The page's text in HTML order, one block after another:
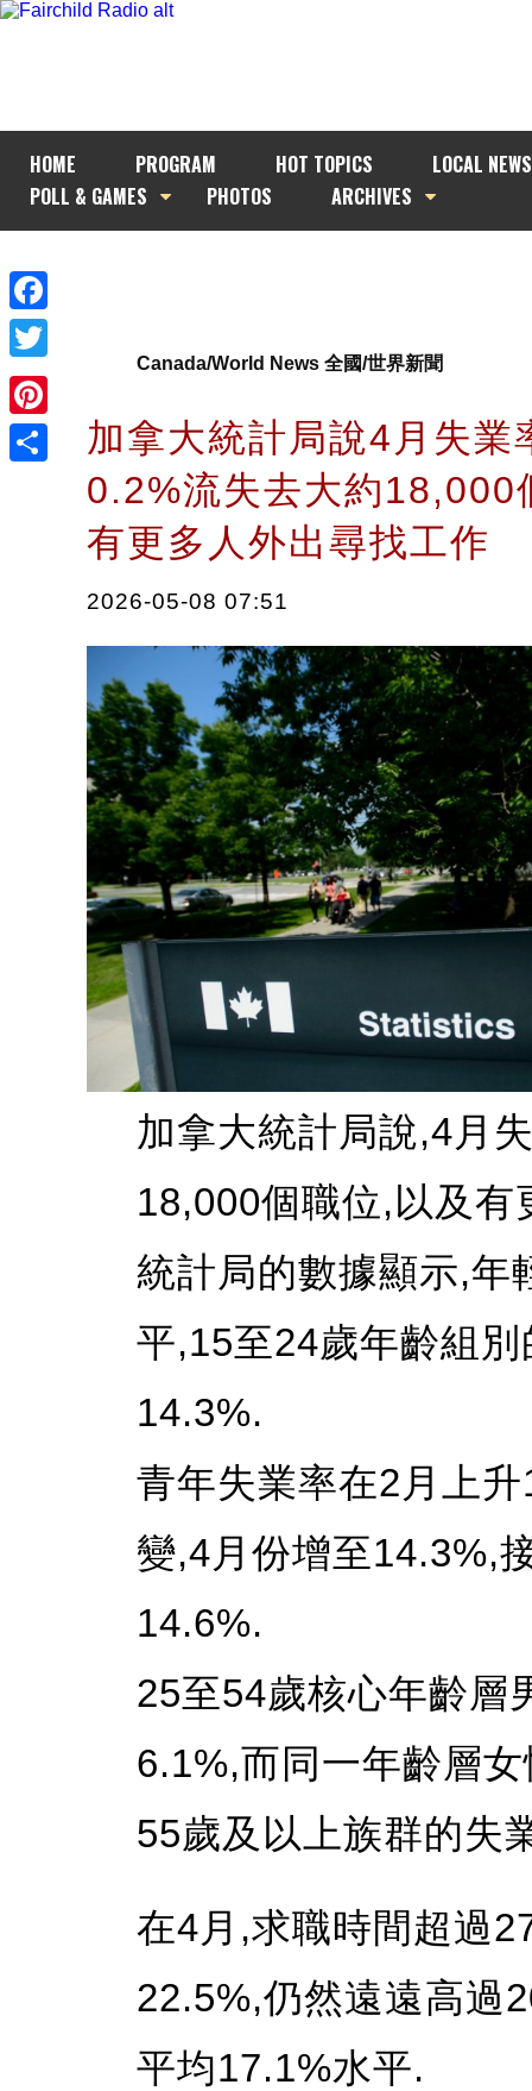
HOME PROGRAM HOT TOPICS
LOCAL NEWS
POLL & GAMES
PHOTOS ARCHIVES
Facebook
Twitter
Pinterest
Canada/World News 全國/世界新聞
加拿大統計局說4月失業
0.2%流失去大約18,000
有更多人外出尋找工作
2026-05-08 07:51
加拿大統計局說,4月
18,000個職位,以及
統計局的數據顯示,年
平,15至24歲年齡組
14.3%.
青年失業率在2月上
變,4月份增至14.3%,
14.6%.
25至54歲核心年齡層
6.1%,而同一年齡層
55歲及以上族群的失
在4月,求職時間超過
22.5%,仍然遠遠高過
平均17.1%水平.